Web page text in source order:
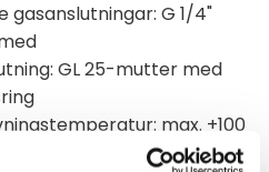
gasanslutningar: G 1/4"
GL 25-mutter med
max. +100